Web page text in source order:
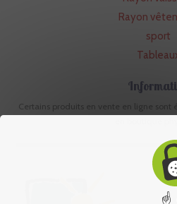
Rayon
sport
Certains produits en vente en ligne
☝